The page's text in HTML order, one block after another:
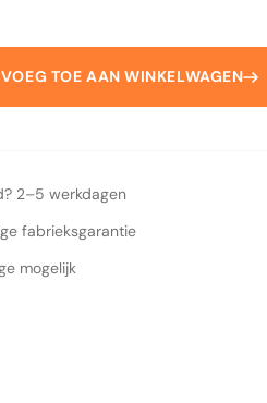
ALLE RESULTATEN BEKIJKEN
VOEG TOE AAN WINKELWAGEN
2–5 werkdagen
fabrieksgarantie
mogelijk